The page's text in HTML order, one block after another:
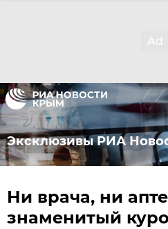
Эксклюзивы РИА
Ни врача, ни
знаменитый